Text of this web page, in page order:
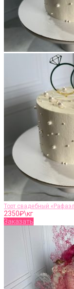
Торт свадебный
2350₽\кг
Заказать